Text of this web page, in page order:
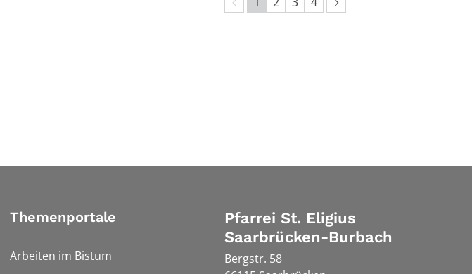
Themenportale
Arbeiten im Bistum
Pfarrei St. Eligius
Saarbrücken-Burbach
Bergstr. 58